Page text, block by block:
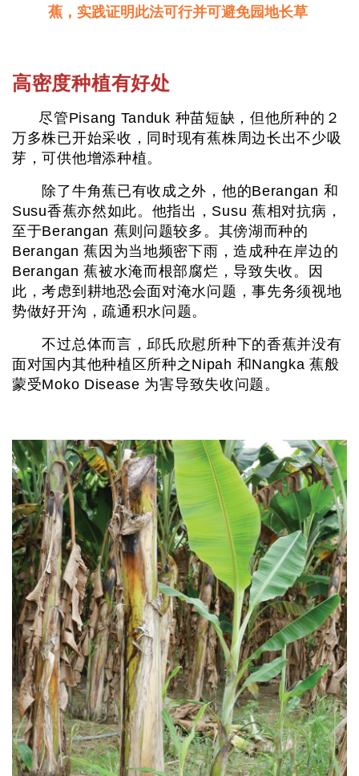
蕉，实践证明此法可行并可避免园地长草
高密度种植有好处
尽管Pisang Tanduk 种苗短缺，但他所种的２
万多株已开始采收，同时现有蕉株周边长出不少吸
芽，可供他增添种植。
除了牛角蕉已有收成之外，他的Berangan 和
Susu香蕉亦然如此。他指出，Susu 蕉相对抗病，
至于Berangan 蕉则问题较多。其傍湖而种的
Berangan 蕉因为当地频密下雨，造成种在岸边的
Berangan 蕉被水淹而根部腐烂，导致失收。因
此，考虑到耕地恐会面对淹水问题，事先务须视地
势做好开沟，疏通积水问题。
不过总体而言，邱氏欣慰所种下的香蕉并没有
面对国内其他种植区所种之Nipah 和Nangka 蕉般
蒙受Moko Disease 为害导致失收问题。